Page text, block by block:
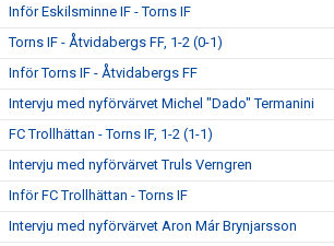
Inför Eskilsminne IF - Torns IF
Torns IF - Åtvidabergs FF, 1-2 (0-1)
Inför Torns IF - Åtvidabergs FF
Intervju med nyförvärvet Michel "Dado" Termanini
FC Trollhättan - Torns IF, 1-2 (1-1)
Intervju med nyförvärvet Truls Verngren
Inför FC Trollhättan - Torns IF
Intervju med nyförvärvet Aron Már Brynjarsson